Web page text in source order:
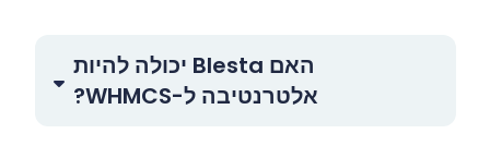
האם Blesta יכולה להיות
אלטרנטיבה ל-WHMCS?